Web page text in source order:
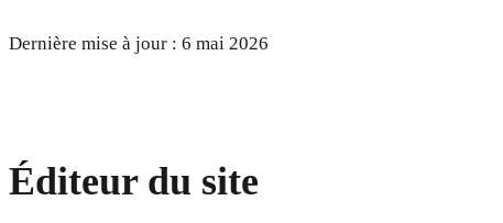
Dernière mise à jour : 6 mai 2026
Éditeur du site